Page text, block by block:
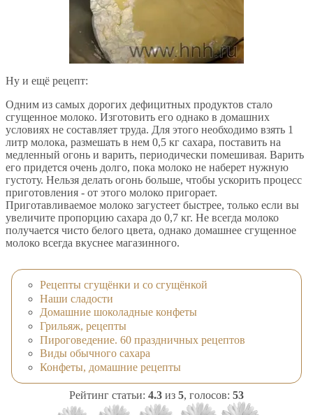
Ну и ещё рецепт:
Одним из самых дорогих дефицитных продуктов стало
сгущенное молоко. Изготовить его однако в домашних
условиях не составляет труда. Для этого необходимо взять 1
литр молока, размешать в нем 0,5 кг сахара, поставить на
медленный огонь и варить, периодически помешивая. Варить
его придется очень долго, пока молоко не наберет нужную
густоту. Нельзя делать огонь больше, чтобы ускорить процесс
приготовления - от этого молоко пригорает.
Приготавливаемое молоко загустеет быстрее, только если вы
увеличите пропорцию сахара до 0,7 кг. Не всегда молоко
получается чисто белого цвета, однако домашнее сгущенное
молоко всегда вкуснее магазинного.
Рецепты сгущёнки и со сгущёнкой
Наши сладости
Домашние шоколадные конфеты
Грильяж, рецепты
Пироговедение. 60 праздничных рецептов
Виды обычного сахара
Конфеты, домашние рецепты
Рейтинг статьи: 4.3 из 5, голосов: 53